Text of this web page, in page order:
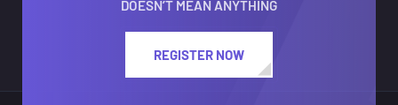
DOESN’T MEAN ANYTHING
REGISTER NOW